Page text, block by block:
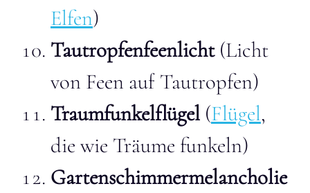
Elfen)
Tautropfenfeenlicht(Licht
von Feen auf Tautropfen)
Traumfunkelflügel (Flügel,
die wie Träume funkeln)
Gartenschimmermelancholie